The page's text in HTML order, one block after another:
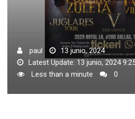
paul
13 junio, 2024
Latest Update: 13 junio, 2024
Less than a minute
0